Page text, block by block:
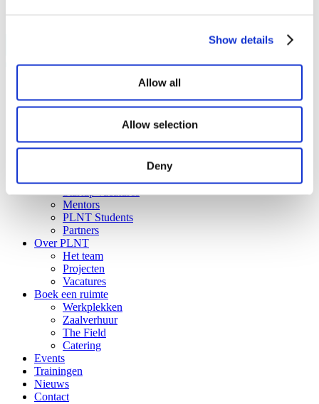
Show details
Allow all
Allow selection
Deny
Ready to Start
Venture Academy
unlock_
Sprout
Mentors
PLNT Students
Partners
Over PLNT
Het team
Projecten
Vacatures
Boek een ruimte
Werkplekken
Zaalverhuur
The Field
Catering
Events
Trainingen
Nieuws
Contact